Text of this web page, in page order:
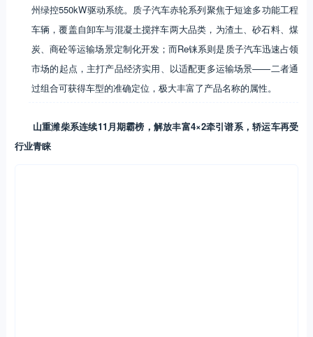
州绿控550kW驱动系统。质子汽车赤轮系列聚焦于短途多功能工程
车辆，覆盖自卸车与混凝土搅拌车两大品类，为渣土、砂石料、煤
炭、商砼等运输场景定制化开发；而Re铼系则是质子汽车迅速占领
市场的起点，主打产品经济实用、以适配更多运输场景——二者通
过组合可获得车型的准确定位，极大丰富了产品名称的属性。
山重潍柴系连续11月期霸榜，解放丰富4×2牵引谱系，轿运车再受
行业青睐